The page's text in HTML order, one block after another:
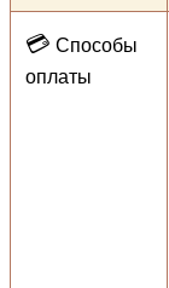
💳 Способы
оплаты